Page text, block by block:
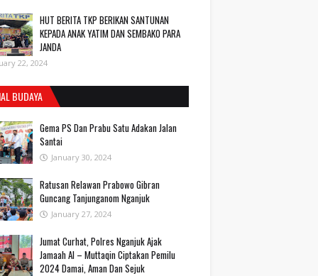
HUT BERITA TKP BERIKAN SANTUNAN
KEPADA ANAK YATIM DAN SEMBAKO PARA
JANDA
22, 2024
BUDAYA
Gema PS Dan Prabu Satu Adakan Jalan
Santai
January 30, 2024
Ratusan Relawan Prabowo Gibran
Guncang Tanjunganom Nganjuk
January 27, 2024
Jumat Curhat, Polres Nganjuk Ajak
Jamaah Al – Muttaqin Ciptakan Pemilu
2024 Damai, Aman Dan Sejuk